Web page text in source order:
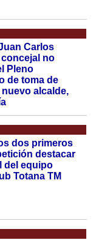
Carlos
no
Pleno
de toma de
alcalde,
dos primeros
destacar
del equipo
Totana TM